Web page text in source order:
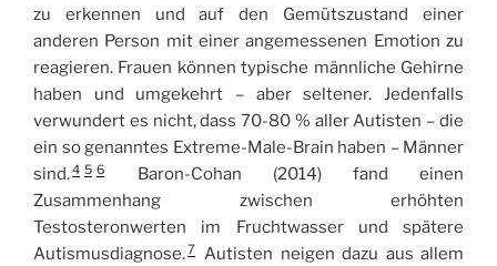
zu erkennen und auf den Gemütszustand einer
anderen Person mit einer angemessenen Emotion zu
reagieren. Frauen können typische männliche Gehirne
haben und umgekehrt – aber seltener. Jedenfalls
verwundert es nicht, dass 70-80 % aller Autisten – die
ein so genanntes Extreme-Male-Brain haben – Männer
sind.4 5 6
Baron-Cohan (2014) fand einen
Zusammenhang zwischen erhöhten
Testosteronwerten im Fruchtwasser und spätere
Autismusdiagnose.7 Autisten neigen dazu aus allem